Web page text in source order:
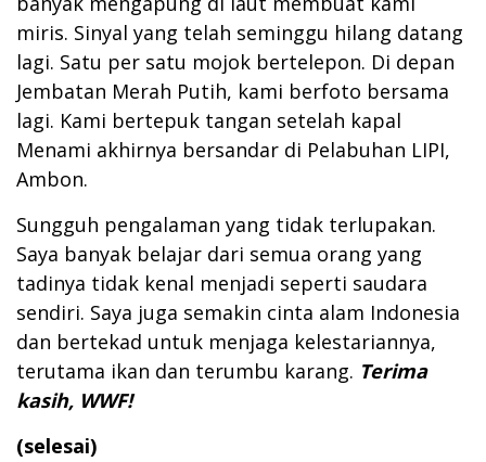
miris. Sinyal yang telah seminggu hilang datang
lagi. Satu per satu mojok bertelepon. Di depan
Jembatan Merah Putih, kami berfoto bersama
lagi. Kami bertepuk tangan setelah kapal
Menami akhirnya bersandar di Pelabuhan LIPI,
Ambon.
Sungguh pengalaman yang tidak terlupakan.
Saya banyak belajar dari semua orang yang
tadinya tidak kenal menjadi seperti saudara
sendiri. Saya juga semakin cinta alam Indonesia
dan bertekad untuk menjaga kelestariannya,
terutama ikan dan terumbu karang. Terima
kasih, WWF!
(selesai)